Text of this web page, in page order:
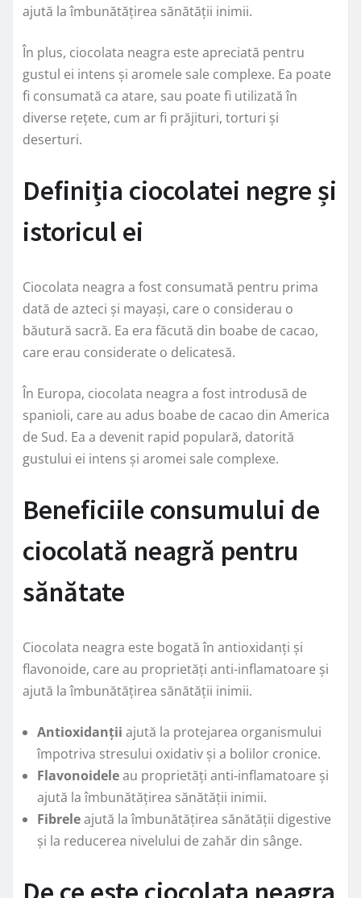
ajută la îmbunătățirea sănătății inimii.
În plus, ciocolata neagra este apreciată pentru
gustul ei intens și aromele sale complexe. Ea poate
fi consumată ca atare, sau poate fi utilizată în
diverse rețete, cum ar fi prăjituri, torturi și
deserturi.
Definiția ciocolatei negre și
istoricul ei
Ciocolata neagra a fost consumată pentru prima
dată de azteci și mayași, care o considerau o
băutură sacră. Ea era făcută din boabe de cacao,
care erau considerate o delicatesă.
În Europa, ciocolata neagra a fost introdusă de
spanioli, care au adus boabe de cacao din America
de Sud. Ea a devenit rapid populară, datorită
gustului ei intens și aromei sale complexe.
Beneficiile consumului de
ciocolată neagră pentru
sănătate
Ciocolata neagra este bogată în antioxidanți și
flavonoide, care au proprietăți anti-inflamatoare și
ajută la îmbunătățirea sănătății inimii.
Antioxidanții ajută la protejarea organismului
împotriva stresului oxidativ și a bolilor cronice.
Flavonoideleau proprietăți anti-inflamatoare și
ajută la îmbunătățirea sănătății inimii.
Fibreleajută la îmbunătățirea sănătății digestive
și la reducerea nivelului de zahăr din sânge.